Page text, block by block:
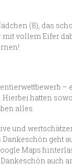
(8), das
mit vollem Eifer
–
hatten
alles.
und
geht
Maps
auch